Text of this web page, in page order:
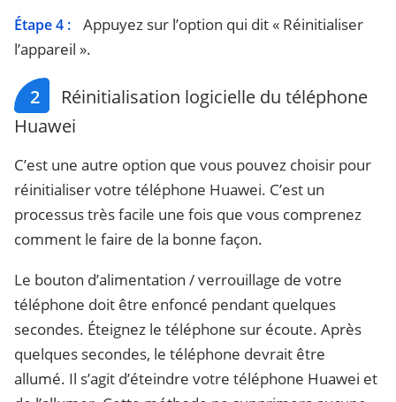
Étape 4 :
Appuyez sur l’option qui dit « Réinitialiser
l’appareil ».
2
Réinitialisation logicielle du téléphone
Huawei
C’est une autre option que vous pouvez choisir pour
réinitialiser votre téléphone Huawei. C’est un
processus très facile une fois que vous comprenez
comment le faire de la bonne façon.
Le bouton d’alimentation / verrouillage de votre
téléphone doit être enfoncé pendant quelques
secondes. Éteignez le téléphone sur écoute. Après
quelques secondes, le téléphone devrait être
allumé. Il s’agit d’éteindre votre téléphone Huawei et